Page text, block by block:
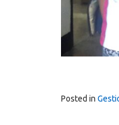
Posted in